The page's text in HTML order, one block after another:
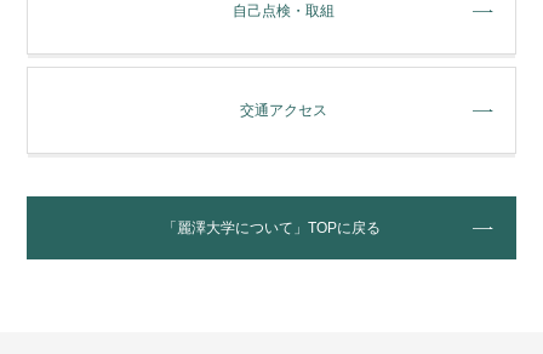
自己点検・取組
交通アクセス
「麗澤大学について」TOPに戻る